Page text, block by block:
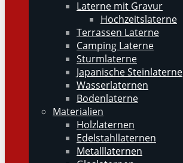
Laterne mit Gravur
Hochzeitslaterne
Terrassen Laterne
Camping Laterne
Sturmlaterne
Japanische Steinlaterne
Wasserlaternen
Bodenlaterne
Materialien
Holzlaternen
Edelstahllaternen
Metalllaternen